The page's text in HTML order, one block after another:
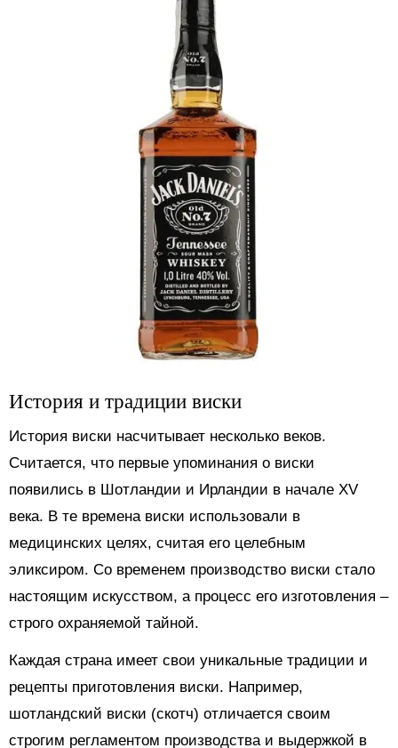
История и традиции виски
История виски насчитывает несколько веков.
Считается, что первые упоминания о виски
появились в Шотландии и Ирландии в начале XV
века. В те времена виски использовали в
медицинских целях, считая его целебным
эликсиром. Со временем производство виски стало
настоящим искусством, а процесс его изготовления –
строго охраняемой тайной.
Каждая страна имеет свои уникальные традиции и
рецепты приготовления виски. Например,
шотландский виски (скотч) отличается своим
строгим регламентом производства и выдержкой в